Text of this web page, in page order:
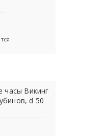
часы Викинг
d 50